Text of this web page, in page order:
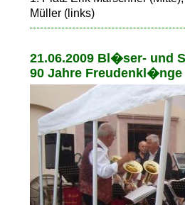
Müller (links)
21.06.2009 Bl�ser- und
90 Jahre Freudenkl�nge